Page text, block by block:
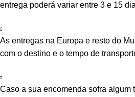
entrega poderá variar entre 3 e 15
As entregas na Europa e resto do
com o destino e o tempo de
Caso a sua encomenda sofra algum